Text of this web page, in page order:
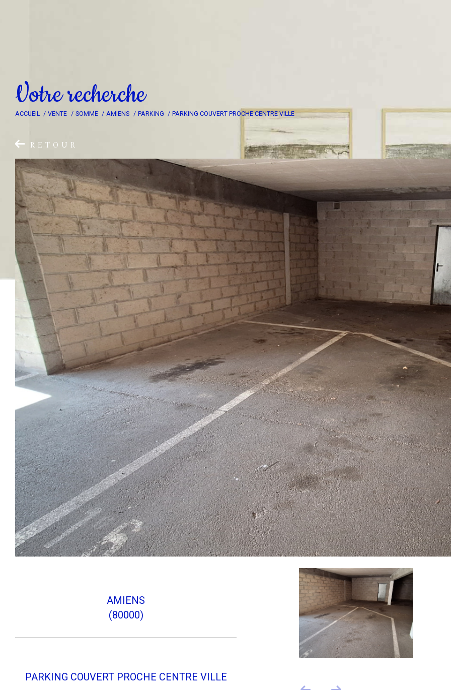
Votrerecherche
ACCUEIL VENTE SOMME AMIENS PARKING PARKING COUVERT PROCHE CENTRE VILLE
RETOUR
AMIENS
(80000)
PARKING COUVERT PROCHE CENTRE VILLE